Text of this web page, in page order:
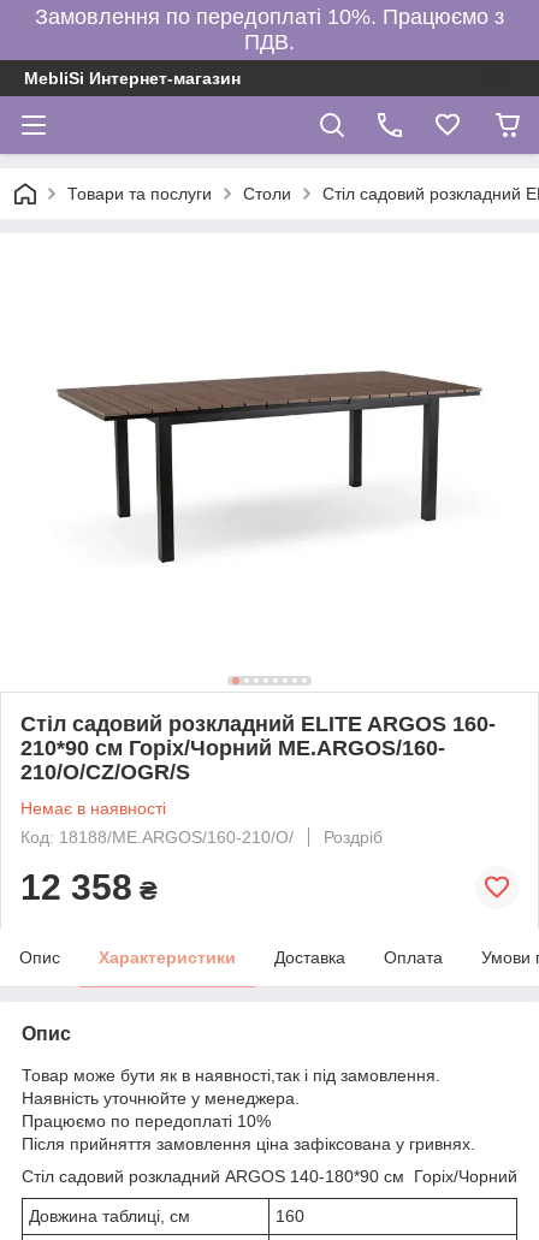
Замовлення по передоплаті 10%. Працюємо з
ПДВ.
MebliSi Интернет-магазин
Товари та послуги Столи Стіл садовий розкладний
Стіл садовий розкладний ELITE ARGOS 160-
210*90 см Горіх/Чорний ME.ARGOS/160-
210/O/CZ/OGR/S
Немає в наявності
Код: 18188/ME.ARGOS/160-210/O/
Роздріб
12 358 ₴
Опис Характеристики Доставка Оплата Умови
Опис
Товар може бути як в наявності,так і під замовлення.
Наявність уточнюйте у менеджера.
Працюємо по передоплаті 10%
Після прийняття замовлення ціна зафіксована у гривнях.
Стіл садовий розкладний ARGOS 140-180*90 см Горіх/Чорний
Довжина таблиці, см
160